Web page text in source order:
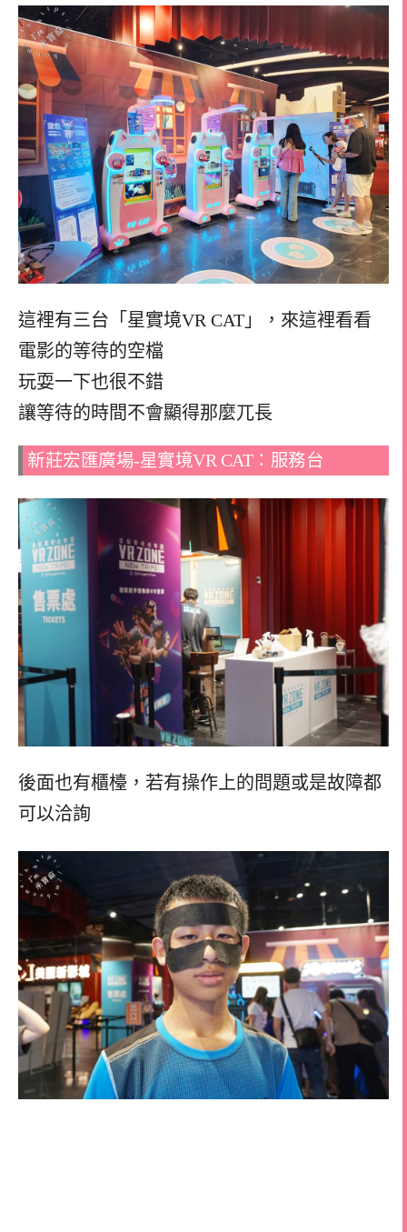
這裡有三台「星實境VR CAT」，來這裡看看
電影的等待的空檔
玩耍一下也很不錯
讓等待的時間不會顯得那麼兀長
新莊宏匯廣場-星實境VR CAT：服務台
後面也有櫃檯，若有操作上的問題或是故障都
可以洽詢